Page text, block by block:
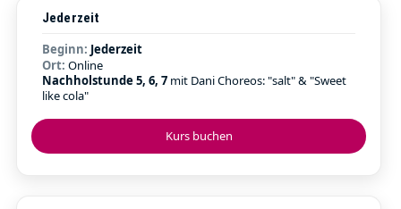
Kurs buchen
Jederzeit
Beginn: Jederzeit
Ort: Online
Nachholstunde 5, 6, 7 mit Dani Choreos: "salt" & "Sweet
like cola"